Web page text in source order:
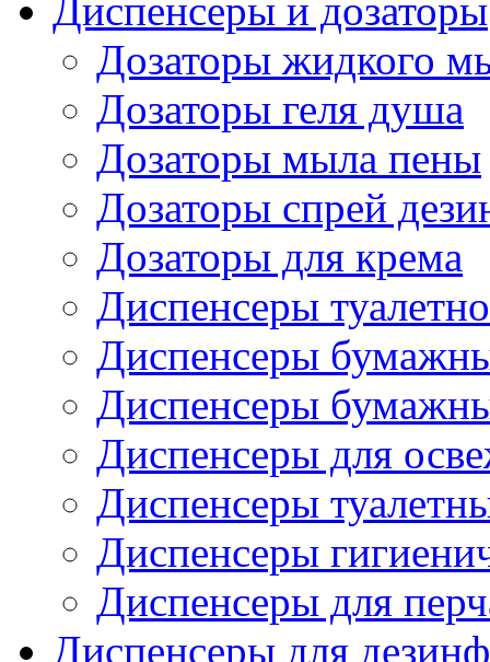
Диспенсеры и дозаторы
Дозаторы жидкого
Дозаторы геля душа
Дозаторы мыла пены
Дозаторы спрей
Дозаторы для крема
Диспенсеры
Диспенсеры
Диспенсеры
Диспенсеры для
Диспенсеры
Диспенсеры
Диспенсеры для
Диспенсеры для